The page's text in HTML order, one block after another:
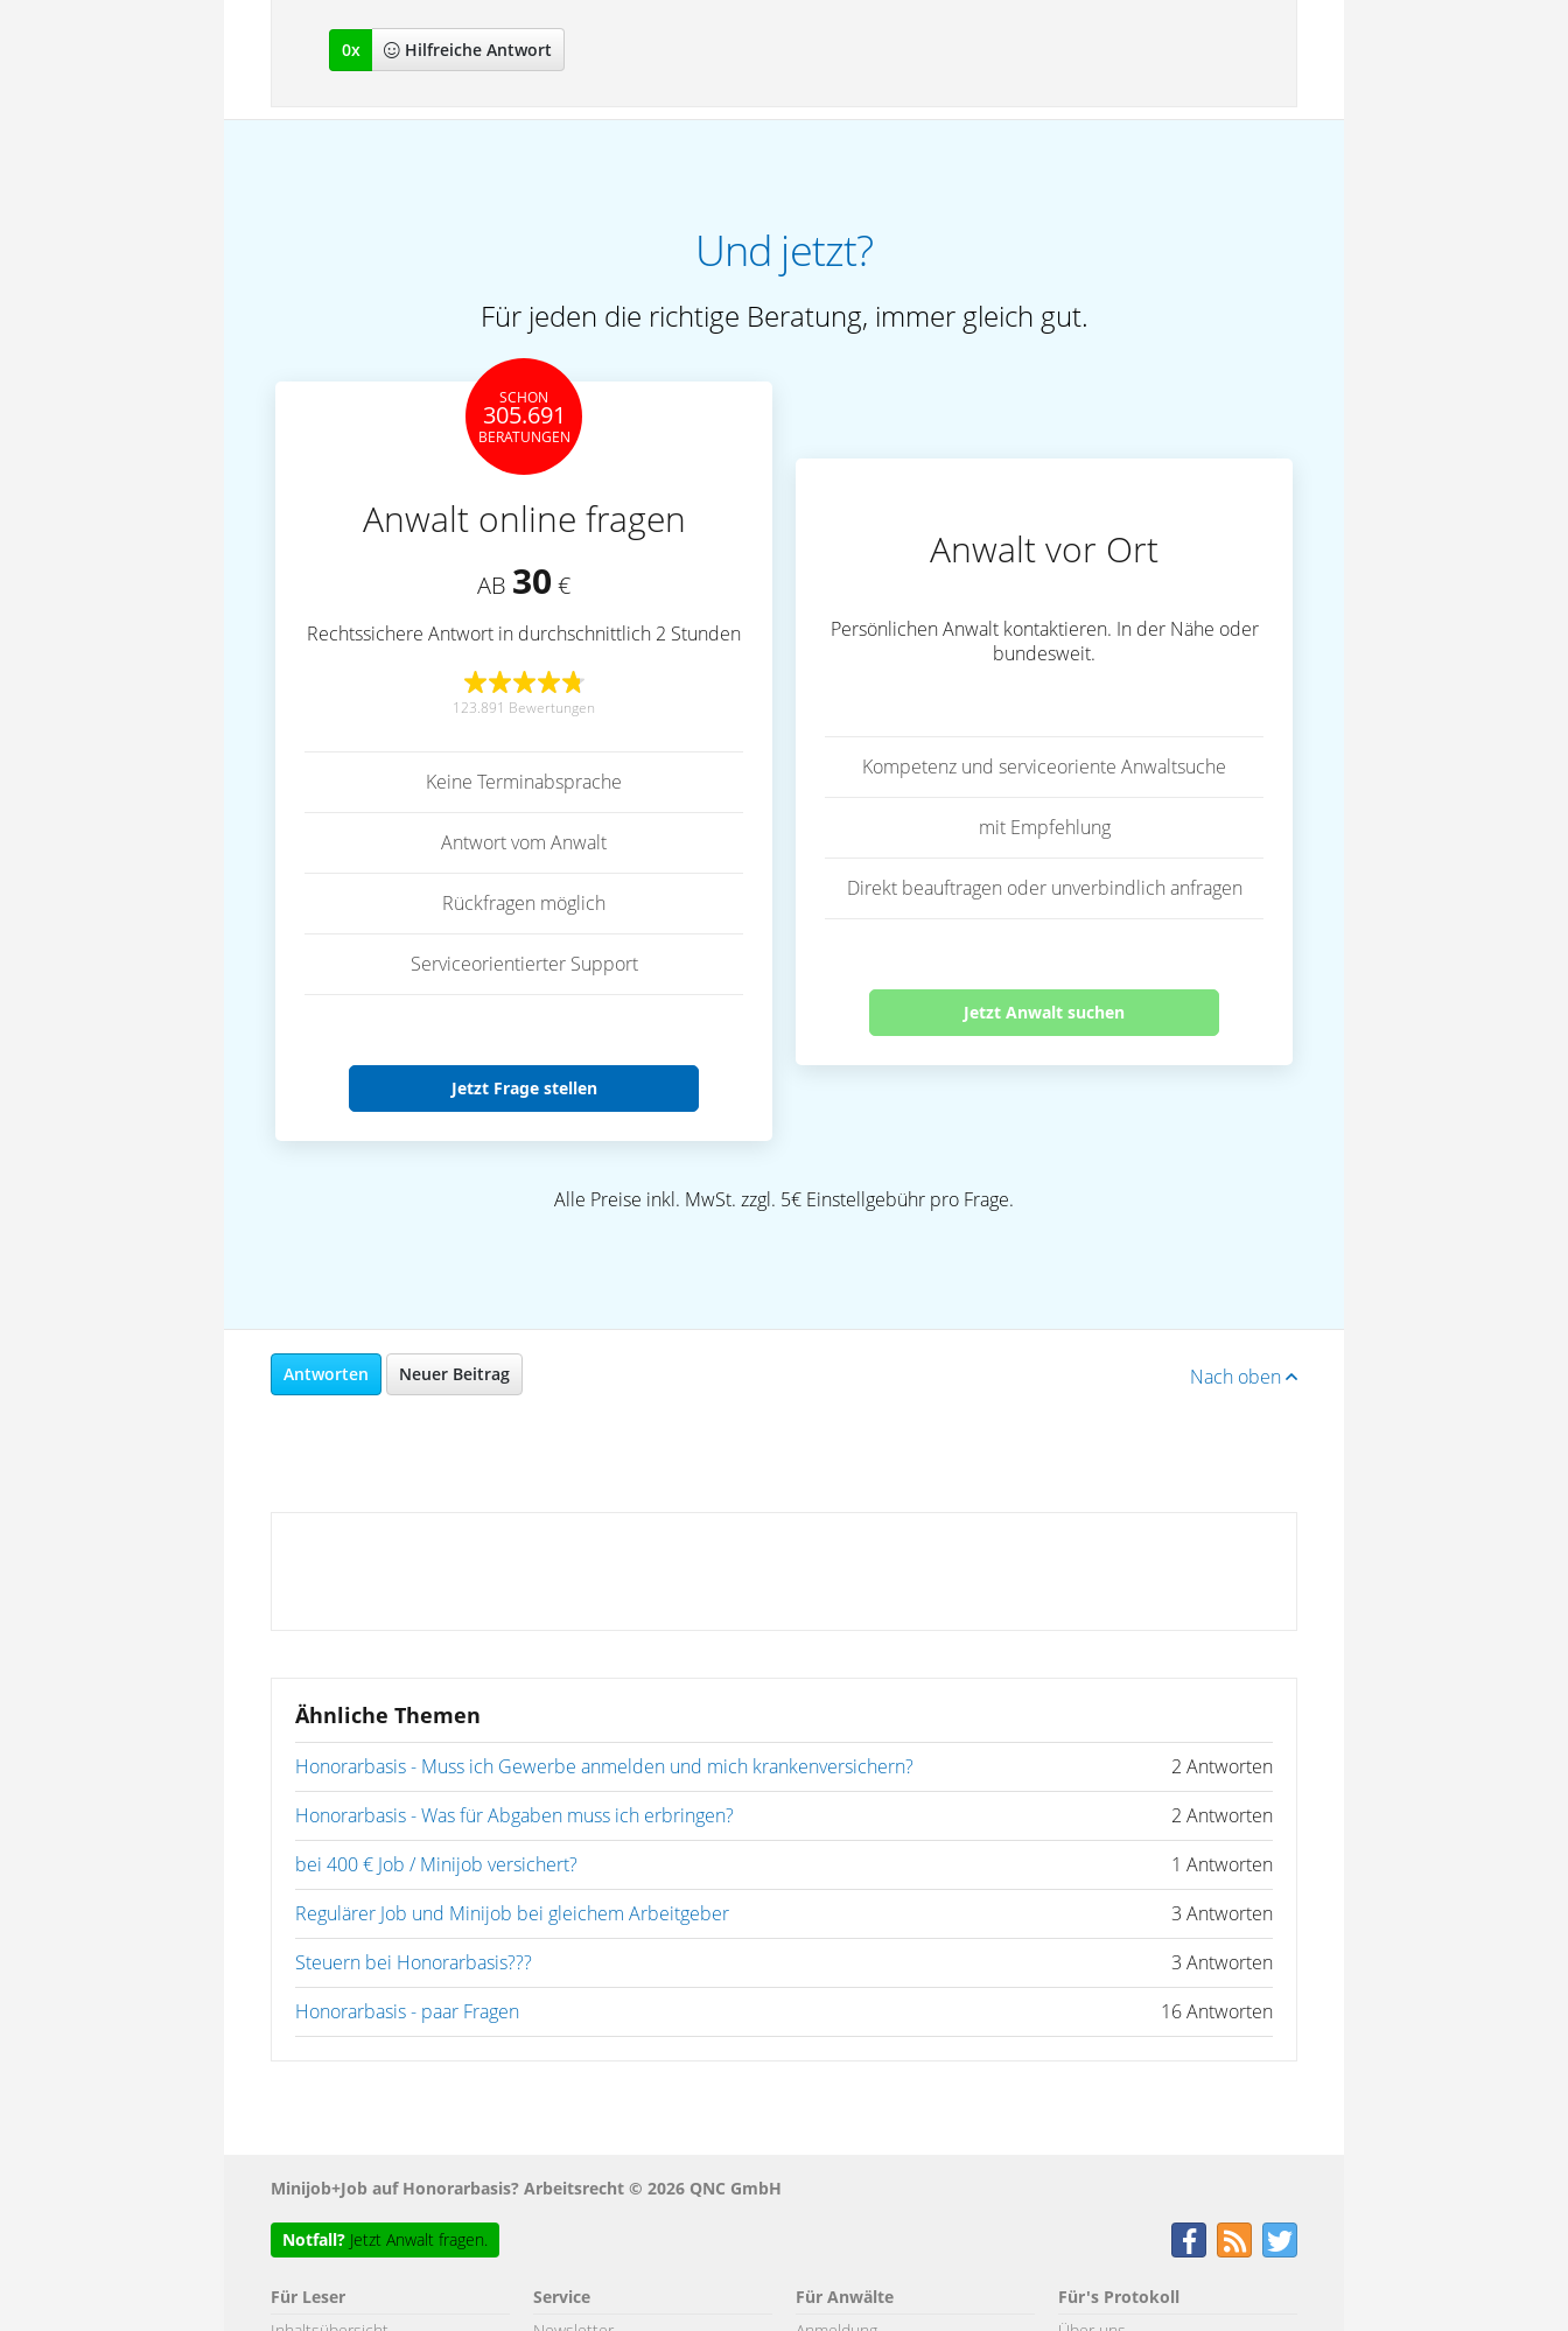
0x Hilfreiche Antwort
Und jetzt?
Für jeden die richtige Beratung, immer gleich gut.
SCHON
305.691
BERATUNGEN
Anwalt online fragen
AB 30 €
Rechtssichere Antwort in durchschnittlich 2 Stunden
123.891 Bewertungen
Keine Terminabsprache
Antwort vom Anwalt
Rückfragen möglich
Serviceorientierter Support
Jetzt Frage stellen
Anwalt vor Ort
Persönlichen Anwalt kontaktieren. In der Nähe oder
bundesweit.
Kompetenz und serviceoriente Anwaltsuche
mit Empfehlung
Direkt beauftragen oder unverbindlich anfragen
Jetzt Anwalt suchen
Alle Preise inkl. MwSt. zzgl. 5€ Einstellgebühr pro Frage.
Nach oben
Antworten Neuer Beitrag
Ähnliche Themen
Honorarbasis - Muss ich Gewerbe anmelden und mich krankenversichern?
2 Antworten
Honorarbasis - Was für Abgaben muss ich erbringen?
2 Antworten
bei 400 € Job / Minijob versichert?
1 Antworten
Regulärer Job und Minijob bei gleichem Arbeitgeber
3 Antworten
Steuern bei Honorarbasis???
3 Antworten
Honorarbasis - paar Fragen
16 Antworten
Minijob+Job auf Honorarbasis? Arbeitsrecht © 2026 QNC GmbH
Notfall? Jetzt Anwalt fragen.
Für Leser
Service
Für Anwälte
Für's Protokoll